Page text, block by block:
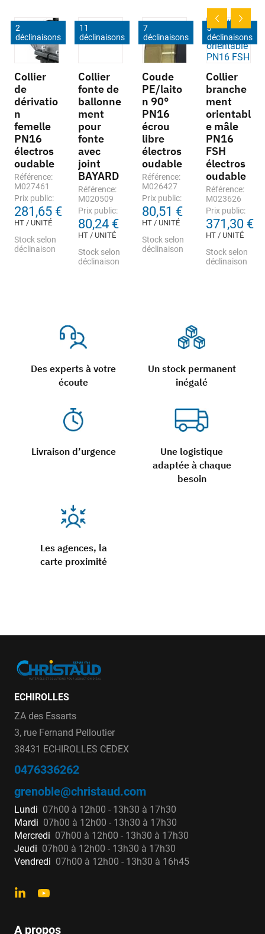
Des experts à votre
écoute
Un stock permanent
inégalé
Livraison d’urgence
Une logistique
adaptée à chaque
besoin
Les agences, la
carte proximité
2
déclinaisons
Collier
de
dérivatio
n
femelle
PN16
électros
oudable
Référence:
M027461
Prix public:
281,65 €
HT / UNITÉ
Stock selon
déclinaison
11
déclinaisons
Collier
fonte de
ballonne
ment
pour
fonte
avec
joint
BAYARD
Référence:
M020509
Prix public:
80,24 €
HT / UNITÉ
Stock selon
déclinaison
7
déclinaisons
Coude
PE/laito
n 90°
PN16
écrou
libre
électros
oudable
Référence:
M026427
Prix public:
80,51 €
HT / UNITÉ
Stock selon
déclinaison
3
déclinaisons
Collier
branche
ment
orientabl
e mâle
PN16
FSH
électros
oudable
Référence:
M023626
Prix public:
371,30 €
HT / UNITÉ
Stock selon
déclinaison
ECHIROLLES
ZA des Essarts
3, rue Fernand Pelloutier
38431 ECHIROLLES CEDEX
0476336262
grenoble@christaud.com
Lundi 07h00 à 12h00 - 13h30 à 17h30
Mardi 07h00 à 12h00 - 13h30 à 17h30
Mercredi 07h00 à 12h00 - 13h30 à 17h30
Jeudi 07h00 à 12h00 - 13h30 à 17h30
Vendredi 07h00 à 12h00 - 13h30 à 16h45
A propos